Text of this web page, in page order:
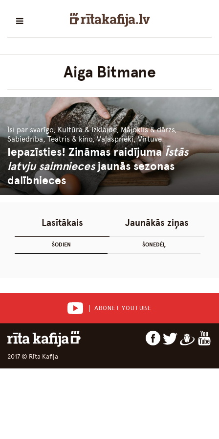
Aiga Bitmane
Īsi par svarīgo, Kultūra & Izklaide, Mājoklis & dārzs,
Sabiedrība, Teātris & kino, Vaļasprieki, Virtuve
Iepazīsties! Zināmas raidījumaĪstās
latvju saimniecesjaunās sezonas
dalībnieces
Lasītākais
ŠODIEN ŠONEDĒĻ
Jaunākās ziņas
ABONĒT YOUTUBE
2017 © Rīta Kafija